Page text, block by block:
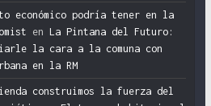
económico podría tener en la
en La Pintana del Futuro:
la cara a la comuna con
en la RM
construimos la fuerza del